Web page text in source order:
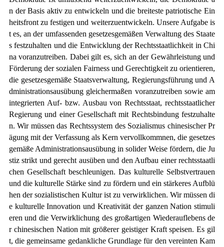
n der Basis aktiv zu entwickeln und die breiteste patriotische Ein
heitsfront zu festigen und weiterzuentwickeln. Unsere Aufgabe is
t es, an der umfassenden gesetzesgemäßen Verwaltung des Staate
s festzuhalten und die Entwicklung der Rechtsstaatlichkeit in Chi
na voranzutreiben. Dabei gilt es, sich an der Gewährleistung und
Förderung der sozialen Fairness und Gerechtigkeit zu orientieren,
die gesetzesgemäße Staatsverwaltung, Regierungsführung und A
dministrationsausübung gleichermaßen voranzutreiben sowie am
integrierten Auf- bzw. Ausbau von Rechtsstaat, rechtsstaatlicher
Regierung und einer Gesellschaft mit Rechtsbindung festzuhalte
n. Wir müssen das Rechtssystem des Sozialismus chinesischer Pr
ägung mit der Verfassung als Kern vervollkommnen, die gesetzes
gemäße Administrationsausübung in solider Weise fördern, die Ju
stiz strikt und gerecht ausüben und den Aufbau einer rechtsstaatli
chen Gesellschaft beschleunigen. Das kulturelle Selbstvertrauen
und die kulturelle Stärke sind zu fördern und ein stärkeres Aufblü
hen der sozialistischen Kultur ist zu verwirklichen. Wir müssen di
e kulturelle Innovation und Kreativität der ganzen Nation stimuli
eren und die Verwirklichung des großartigen Wiederauflebens de
r chinesischen Nation mit größerer geistiger Kraft speisen. Es gil
t, die gemeinsame gedankliche Grundlage für den vereinten Kam